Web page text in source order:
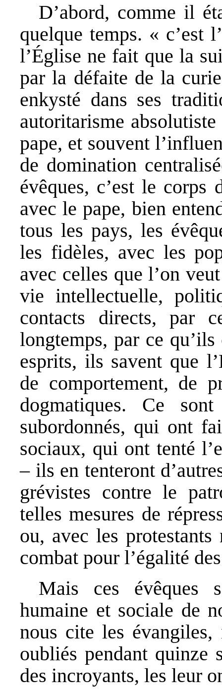
D’abord, comme il
quelque temps. « c’est
l’Église ne fait que la
par la défaite de la
enkysté dans ses
autoritarisme
pape, et souvent
de domination
évêques, c’est le corps
avec le pape, bien
tous les pays, les
les fidèles, avec les
avec celles que l’on
vie intellectuelle,
contacts directs, par
longtemps, par ce
esprits, ils savent que
de comportement, de
dogmatiques. Ce
subordonnés, qui ont
sociaux, qui ont tenté
– ils en tenteront
grévistes contre le
telles mesures de
ou, avec les
combat pour l’égalité
Mais ces évêques
humaine et sociale de
nous cite les évangiles,
oubliés pendant quinze
des incroyants, les leur